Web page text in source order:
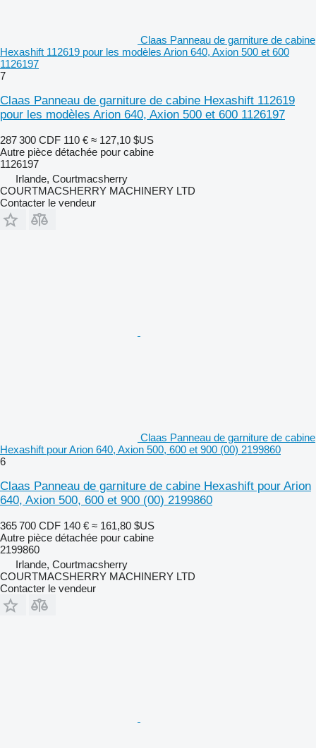
Claas Panneau de garniture de cabine
Hexashift 112619 pour les modèles Arion 640, Axion 500 et 600
1126197
7
Claas Panneau de garniture de cabine Hexashift 112619
pour les modèles Arion 640, Axion 500 et 600 1126197
287 300 CDF 110 € ≈ 127,10 $US
Autre pièce détachée pour cabine
1126197
Irlande, Courtmacsherry
COURTMACSHERRY MACHINERY LTD
Contacter le vendeur
Claas Panneau de garniture de cabine
Hexashift pour Arion 640, Axion 500, 600 et 900 (00) 2199860
6
Claas Panneau de garniture de cabine Hexashift pour Arion
640, Axion 500, 600 et 900 (00) 2199860
365 700 CDF 140 € ≈ 161,80 $US
Autre pièce détachée pour cabine
2199860
Irlande, Courtmacsherry
COURTMACSHERRY MACHINERY LTD
Contacter le vendeur